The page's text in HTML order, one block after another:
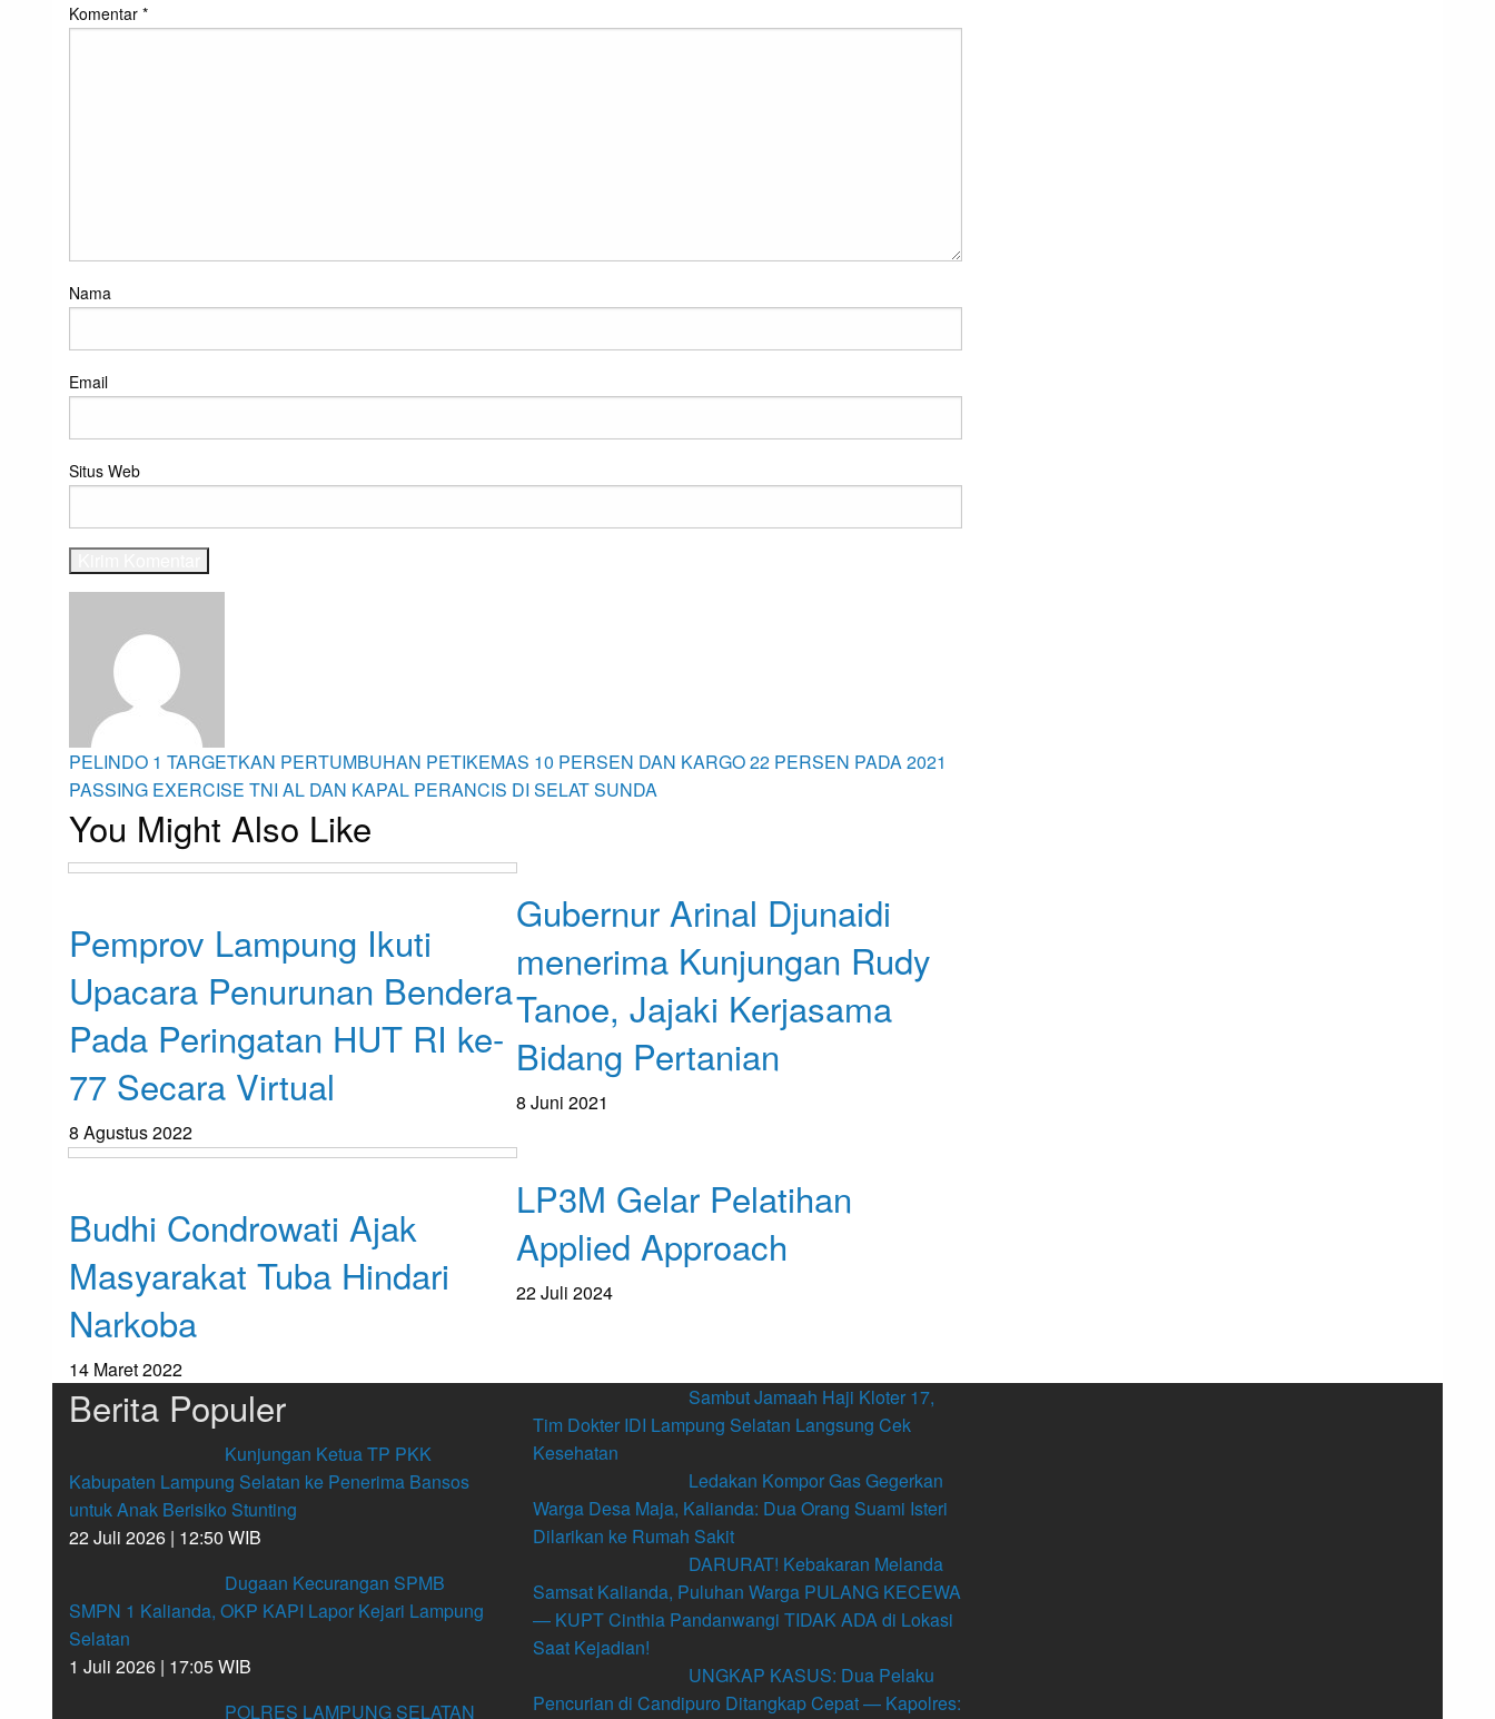
Komentar *
Nama
Email
Situs Web
Navigasi
pos
Previous
Post
PELINDO 1 TARGETKAN PERTUMBUHAN PETIKEMAS 10 PERSEN DAN KARGO 22 PERSEN PADA 2021
Next
Post
PASSING EXERCISE TNI AL DAN KAPAL PERANCIS DI SELAT SUNDA
You Might Also Like
Pemprov Lampung Ikuti
Upacara Penurunan Bendera
Pada Peringatan HUT RI ke-
77 Secara Virtual
8 Agustus 2022
Apakabar INDONESIA
Gubernur Arinal Djunaidi
menerima Kunjungan Rudy
Tanoe, Jajaki Kerjasama
Bidang Pertanian
8 Juni 2021
Budhi Condrowati Ajak
Masyarakat Tuba Hindari
Narkoba
14 Maret 2022
Bandar Lampung
LP3M Gelar Pelatihan
Applied Approach
22 Juli 2024
Berita Populer
Kunjungan Ketua TP PKK
Kabupaten Lampung Selatan ke Penerima Bansos
untuk Anak Berisiko Stunting
22 Juli 2026 | 12:50 WIB
Dugaan Kecurangan SPMB
SMPN 1 Kalianda, OKP KAPI Lapor Kejari Lampung
Selatan
1 Juli 2026 | 17:05 WIB
POLRES LAMPUNG SELATAN
Sambut Jamaah Haji Kloter 17,
Tim Dokter IDI Lampung Selatan Langsung Cek
Kesehatan
Ledakan Kompor Gas Gegerkan
Warga Desa Maja, Kalianda: Dua Orang Suami Isteri
Dilarikan ke Rumah Sakit
DARURAT! Kebakaran Melanda
Samsat Kalianda, Puluhan Warga PULANG KECEWA
— KUPT Cinthia Pandanwangi TIDAK ADA di Lokasi
Saat Kejadian!
UNGKAP KASUS: Dua Pelaku
Pencurian di Candipuro Ditangkap Cepat — Kapolres: